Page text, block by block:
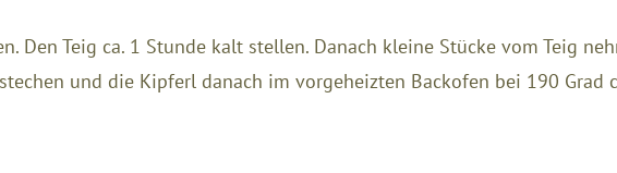
Den Teig ca. 1 Stunde kalt stellen. Danach kleine Stücke vom Teig
und die Kipferl danach im vorgeheizten Backofen bei 190 Grad